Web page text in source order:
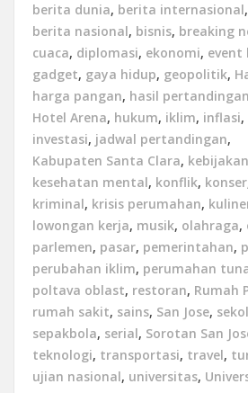
berita dunia, berita internasional,
berita nasional, bisnis, breaking
cuaca, diplomasi, ekonomi, event
gadget, gaya hidup, geopolitik,
harga pangan, hasil pertandingan
Hotel Arena, hukum, iklim, inflasi,
investasi, jadwal pertandingan,
Kabupaten Santa Clara,
kesehatan mental, konflik, konser
kriminal, krisis perumahan,
lowongan kerja, musik, olahraga,
parlemen, pasar, pemerintahan,
perubahan iklim, perumahan
poltava oblast, restoran, Rumah
rumah sakit, sains, San Jose,
sepakbola, serial, Sorotan San
teknologi, transportasi, travel,
ujian nasional, universitas,